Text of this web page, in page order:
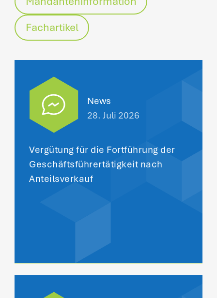
Fachartikel
News
28. Juli 2026
Vergütung für die Fortführung der
Geschäftsführertätigkeit nach
Anteilsverkauf